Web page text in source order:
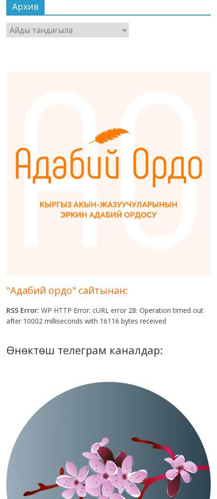
Архив
Архив
"Адабий ордо" сайтынан:
RSS Error: WP HTTP Error: cURL error 28: Operation timed out
after 10002 milliseconds with 16116 bytes received
Өнөктөш телеграм каналдар: